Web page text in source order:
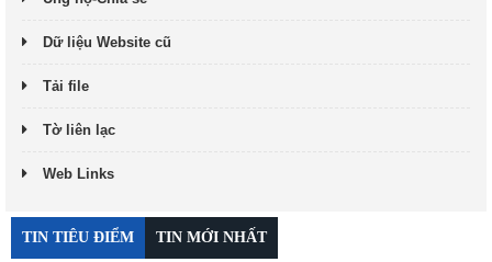
Dữ liệu Website cũ
Tải file
Tờ liên lạc
Web Links
TIN TIÊU ĐIỂM TIN MỚI NHẤT